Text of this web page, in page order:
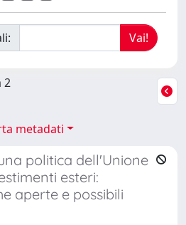
2
metadati
politica dell'Unione
esteri:
aperte e possibili